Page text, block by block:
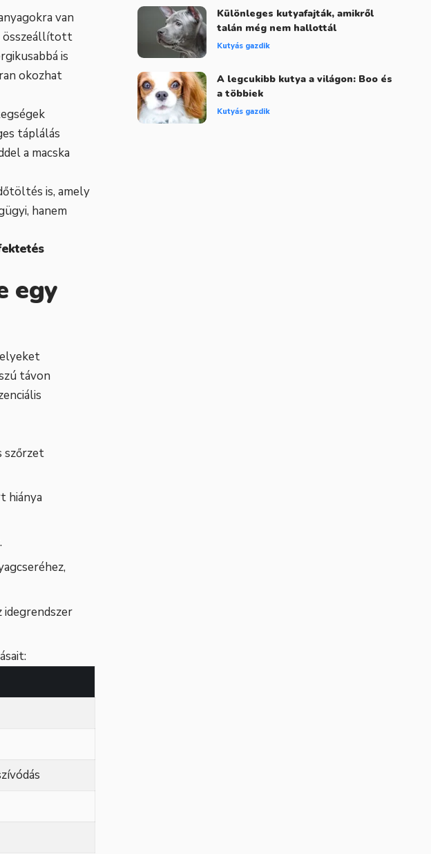
van
összeállított
is
okozhat
táplálás
a macska
is, amely
hanem
egy
távon
szőrzet
hiánya
idegrendszer
Különleges kutyafajták, amikről
talán még nem hallottál
Kutyás gazdik
A legcukibb kutya a világon: Boo és
a többiek
Kutyás gazdik